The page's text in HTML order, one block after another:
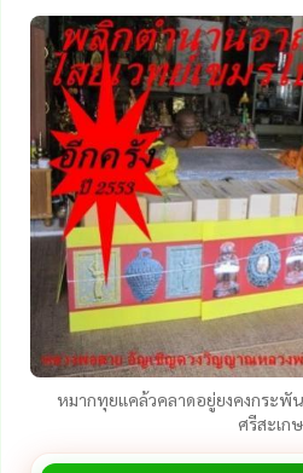
หมากทุยแคล้วคลาดอยู่ยงคงกระพั
ศรีสะเกษ